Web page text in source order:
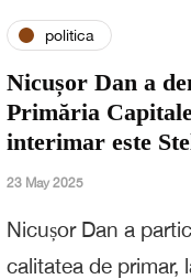
politica
Nicușor Dan a
Primăria
interimar este
23 May 2025
Nicușor Dan a
calitatea de primar,